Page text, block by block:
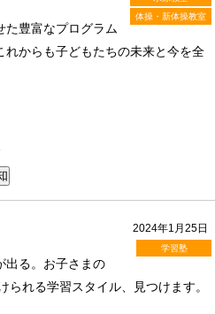
体操・新体操教室
た豊富なプログラム
れからも子どもたちの未来と今を全
2024年1月25日
学習塾
出る。お子さまの
られる学習スタイル、見つけます。